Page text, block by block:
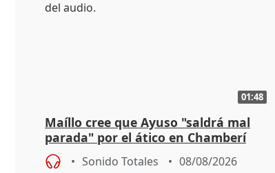
01:48
Maíllo cree que Ayuso "saldrá mal
parada" por el ático en Chamberí
Sonido Totales 08/08/2026